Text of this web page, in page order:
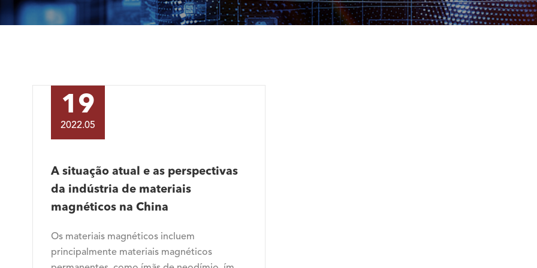
19
2022.05
A situação atual e as perspectivas
da indústria de materiais
magnéticos na China
Os materiais magnéticos incluem
principalmente materiais magnéticos